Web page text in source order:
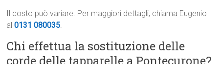
Il costo può variare. Per maggiori dettagli, chiama Eugenio
al0131 080035.
Chi effettua la sostituzione delle
corde delle tapparelle a Pontecurone?